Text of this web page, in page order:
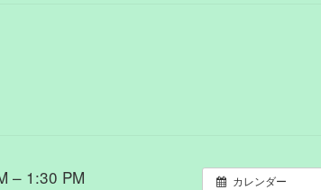
カレンダー
– 1:30 PM